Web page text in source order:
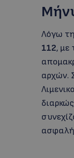
Λόγω
112, με
αρχών.
ασφαλή